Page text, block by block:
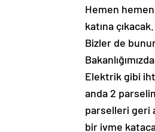
Hemen hemen
katına
Bizler de
Elektrik gibi
anda 2
parselleri geri
bir ivme